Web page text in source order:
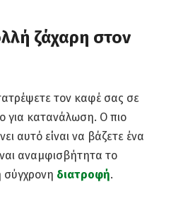
ζάχαρη στον
τον καφέ σας σε
για κατανάλωση. Ο πιο
αυτό είναι να βάζετε ένα
αναμφισβήτητα το
σύγχρονη διατροφή.